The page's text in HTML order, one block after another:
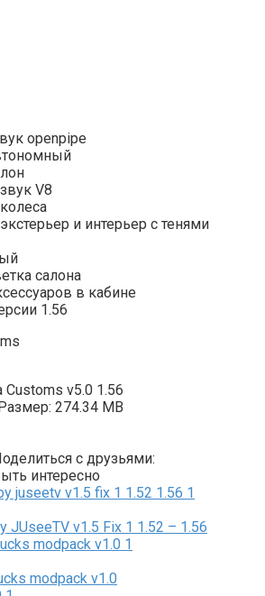
openpipe
V8
и интерьер с тенями
салона
в кабине
1.56
Customs v5.0 1.56
274.34 MB
с друзьями:
интересно
JUseeTV v1.5 Fix 1 1.52 – 1.56
modpack v1.0